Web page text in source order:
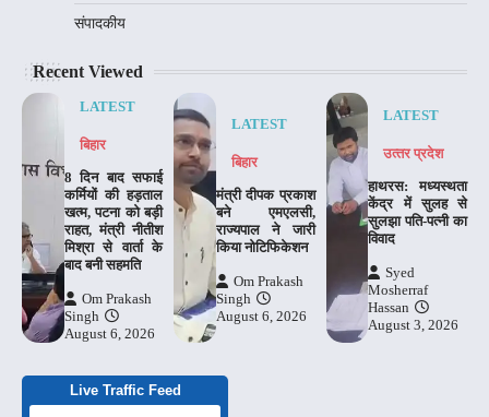
संपादकीय
Recent Viewed
LATEST
बिहार
8 दिन बाद सफाई
कर्मियों की हड़ताल
खत्म, पटना को बड़ी
राहत, मंत्री नीतीश
मिश्रा से वार्ता के
बाद बनी सहमति
Om Prakash
Singh
August 6, 2026
LATEST
बिहार
मंत्री दीपक प्रकाश
बने एमएलसी,
राज्यपाल ने जारी
किया नोटिफिकेशन
Om Prakash
Singh
August 6, 2026
LATEST
उत्‍तर प्रदेश
हाथरस: मध्यस्थता
केंद्र में सुलह से
सुलझा पति-पत्नी का
विवाद
Syed
Mosherraf
Hassan
August 3, 2026
Live Traffic Feed